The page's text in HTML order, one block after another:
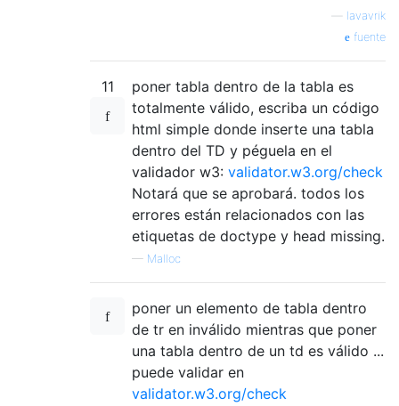
lavavrik
fuente
11
poner tabla dentro de la tabla es
totalmente válido, escriba un código
html simple donde inserte una tabla
dentro del TD y péguela en el
validador w3: validator.w3.org/check
Notará que se aprobará. todos los
errores están relacionados con las
etiquetas de doctype y head missing.
— Malloc
poner un elemento de tabla dentro
de tr en inválido mientras que poner
una tabla dentro de un td es válido ...
puede validar en
validator.w3.org/check